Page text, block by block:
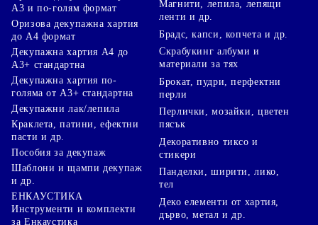
А3 и по-голям формат
Оризова декупажна хартия
до А4 формат
Декупажна хартия А4 до
А3+ стандартна
Декупажна хартия по-
голяма от А3+ стандартна
Декупажни лак/лепила
Краклета, патини, ефектни
пасти и др.
Пособия за декупаж
Шаблони и щампи декупаж
и др.
ЕНКАУСТИКА
Инструменти и комплекти
за Енкаустика
Магнити, лепила, лепящи
ленти и др.
Брадс, капси, копчета и др.
Скрабукинг албуми и
материали за тях
Брокат, пудри, перфектни
перли
Перлички, мозайки, цветен
пясък
Декоративно тиксо и
стикери
Панделки, ширити, лико,
тел
Деко елементи от хартия,
дърво, метал и др.